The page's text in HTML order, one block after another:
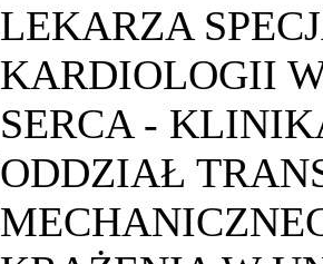
LEKARZA
KARDIOLOGII
SERCA -
ODDZIAŁ